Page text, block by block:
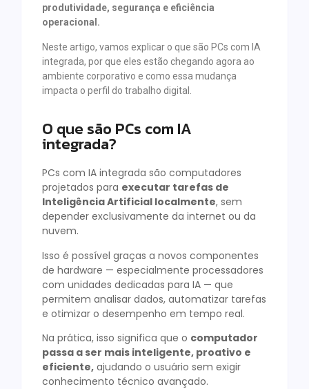
produtividade, segurança e eficiência
operacional.
Neste artigo, vamos explicar o que são PCs com IA
integrada, por que eles estão chegando agora ao
ambiente corporativo e como essa mudança
impacta o perfil do trabalho digital.
O que são PCs com IA
integrada?
PCs com IA integrada são computadores
projetados para executar tarefas de
Inteligência Artificial localmente, sem
depender exclusivamente da internet ou da
nuvem.
Isso é possível graças a novos componentes
de hardware — especialmente processadores
com unidades dedicadas para IA — que
permitem analisar dados, automatizar tarefas
e otimizar o desempenho em tempo real.
Na prática, isso significa que o computador
passa a ser mais inteligente, proativo e
eficiente, ajudando o usuário sem exigir
conhecimento técnico avançado.